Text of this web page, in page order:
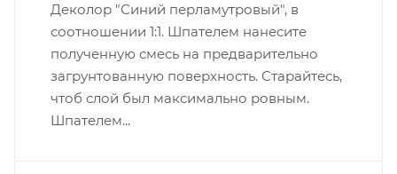
Деколор "Синий перламутровый", в
соотношении 1:1. Шпателем нанесите
полученную смесь на предварительно
загрунтованную поверхность. Старайтесь,
чтоб слой был максимально ровным.
Шпателем...